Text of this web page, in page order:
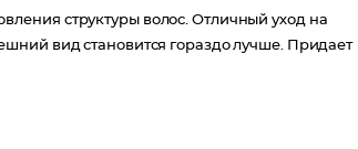
структуры волос. Отличный уход на
вид становится гораздо лучше. Придает